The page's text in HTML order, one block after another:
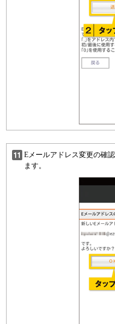
Eメールアドレス変更の確
ます。